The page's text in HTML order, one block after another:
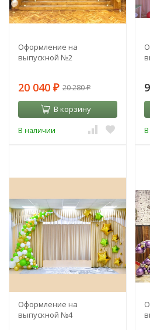
Оформление на
выпускной №2
20 040 ₽ 20 280₽
В корзину
В наличии В
Оформление на
выпускной №4